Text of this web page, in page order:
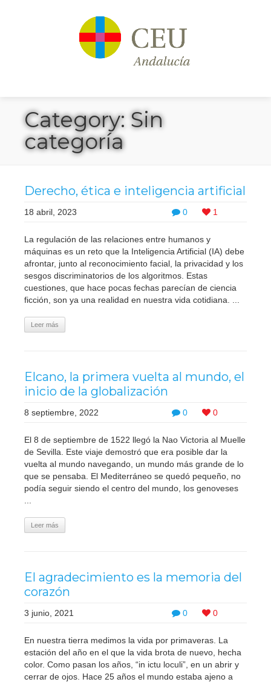
Category: Sin
categoría
Derecho, ética e inteligencia artificial
0 1
18 abril, 2023
La regulación de las relaciones entre humanos y
máquinas es un reto que la Inteligencia Artificial (IA) debe
afrontar, junto al reconocimiento facial, la privacidad y los
sesgos discriminatorios de los algoritmos. Estas
cuestiones, que hace pocas fechas parecían de ciencia
ficción, son ya una realidad en nuestra vida cotidiana. ...
Leer más
Elcano, la primera vuelta al mundo, el
inicio de la globalización
0 0
8 septiembre, 2022
El 8 de septiembre de 1522 llegó la Nao Victoria al Muelle
de Sevilla. Este viaje demostró que era posible dar la
vuelta al mundo navegando, un mundo más grande de lo
que se pensaba. El Mediterráneo se quedó pequeño, no
podía seguir siendo el centro del mundo, los genoveses
Leer más
El agradecimiento es la memoria del
corazón
0 0
3 junio, 2021
En nuestra tierra medimos la vida por primaveras. La
estación del año en el que la vida brota de nuevo, hecha
color. Como pasan los años, “in ictu loculi”, en un abrir y
cerrar de ojos. Hace 25 años el mundo estaba ajeno a